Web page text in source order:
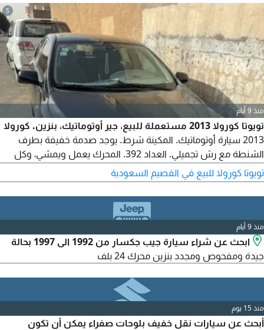
5
منذ 9 أيام
تويوتا كورولا 2013 مستعملة للبيع، جير أوتوماتيك، بنزين. كورولا
2013 سيارة أوتوماتيك. المكينة شرط. يوجد صدمة خفيفة بطرف
الشنطة مع رش تجميلي. العداد 392. المحرك يعمل ويمشي، وكل
يتصل الا الصامل. الموقع القصيم، عنيزة
تويوتا كورولا للبيع في القصيم السعودية
منذ 9 أيام
ابحث عن شراء سيارة جيب جكسار من 1992 الى 1997 بحالة
جيدة ومفحوص ومجدد بنزين محرك 24 بلف
منذ 15 يوم
أبحث عن سيارات نقل خفيف بلوحات صفراء يمكن أن تكون